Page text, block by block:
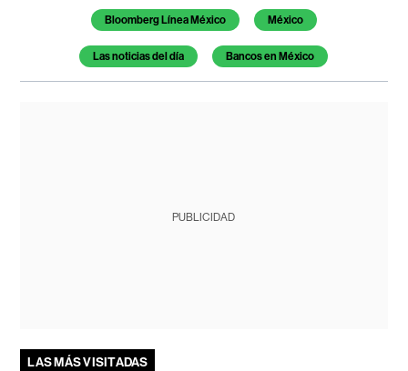
Temas de este artículo
Bloomberg Línea México México
Las noticias del día Bancos en México
PUBLICIDAD
LAS MÁS VISITADAS